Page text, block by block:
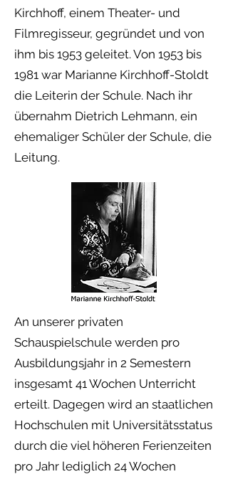
Kirchhoff, einem Theater- und
Filmregisseur, gegründet und von
ihm bis 1953 geleitet. Von 1953 bis
1981 war Marianne Kirchhoff-Stoldt
die Leiterin der Schule. Nach ihr
übernahm Dietrich Lehmann, ein
ehemaliger Schüler der Schule, die
Leitung.
An unserer privaten
Schauspielschule werden pro
Ausbildungsjahr in 2 Semestern
insgesamt 41 Wochen Unterricht
erteilt. Dagegen wird an staatlichen
Hochschulen mit Universitätsstatus
durch die viel höheren Ferienzeiten
pro Jahr lediglich 24 Wochen